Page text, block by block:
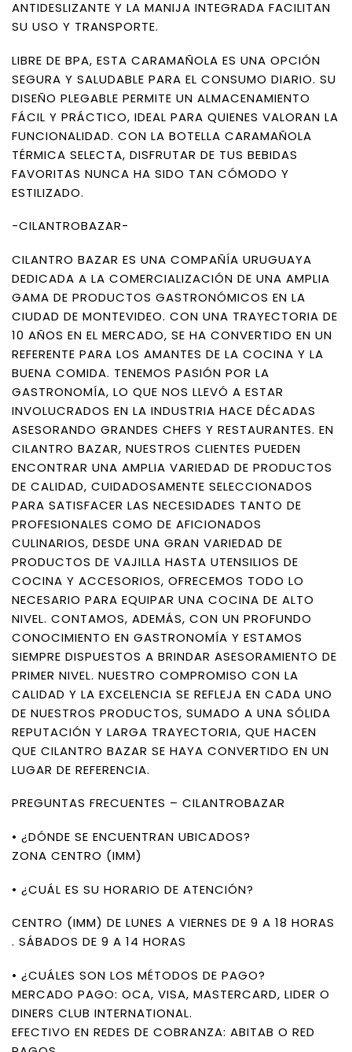
ANTIDESLIZANTE Y LA MANIJA INTEGRADA FACILITAN
SU USO Y TRANSPORTE.
LIBRE DE BPA, ESTA CARAMAÑOLA ES UNA OPCIÓN
SEGURA Y SALUDABLE PARA EL CONSUMO DIARIO. SU
DISEÑO PLEGABLE PERMITE UN ALMACENAMIENTO
FÁCIL Y PRÁCTICO, IDEAL PARA QUIENES VALORAN LA
FUNCIONALIDAD. CON LA BOTELLA CARAMAÑOLA
TÉRMICA SELECTA, DISFRUTAR DE TUS BEBIDAS
FAVORITAS NUNCA HA SIDO TAN CÓMODO Y
ESTILIZADO.
-CILANTROBAZAR-
CILANTRO BAZAR ES UNA COMPAÑÍA URUGUAYA
DEDICADA A LA COMERCIALIZACIÓN DE UNA AMPLIA
GAMA DE PRODUCTOS GASTRONÓMICOS EN LA
CIUDAD DE MONTEVIDEO. CON UNA TRAYECTORIA DE
10 AÑOS EN EL MERCADO, SE HA CONVERTIDO EN UN
REFERENTE PARA LOS AMANTES DE LA COCINA Y LA
BUENA COMIDA. TENEMOS PASIÓN POR LA
GASTRONOMÍA, LO QUE NOS LLEVÓ A ESTAR
INVOLUCRADOS EN LA INDUSTRIA HACE DÉCADAS
ASESORANDO GRANDES CHEFS Y RESTAURANTES. EN
CILANTRO BAZAR, NUESTROS CLIENTES PUEDEN
ENCONTRAR UNA AMPLIA VARIEDAD DE PRODUCTOS
DE CALIDAD, CUIDADOSAMENTE SELECCIONADOS
PARA SATISFACER LAS NECESIDADES TANTO DE
PROFESIONALES COMO DE AFICIONADOS
CULINARIOS, DESDE UNA GRAN VARIEDAD DE
PRODUCTOS DE VAJILLA HASTA UTENSILIOS DE
COCINA Y ACCESORIOS, OFRECEMOS TODO LO
NECESARIO PARA EQUIPAR UNA COCINA DE ALTO
NIVEL. CONTAMOS, ADEMÁS, CON UN PROFUNDO
CONOCIMIENTO EN GASTRONOMÍA Y ESTAMOS
SIEMPRE DISPUESTOS A BRINDAR ASESORAMIENTO DE
PRIMER NIVEL. NUESTRO COMPROMISO CON LA
CALIDAD Y LA EXCELENCIA SE REFLEJA EN CADA UNO
DE NUESTROS PRODUCTOS, SUMADO A UNA SÓLIDA
REPUTACIÓN Y LARGA TRAYECTORIA, QUE HACEN
QUE CILANTRO BAZAR SE HAYA CONVERTIDO EN UN
LUGAR DE REFERENCIA.
PREGUNTAS FRECUENTES – CILANTROBAZAR
• ¿DÓNDE SE ENCUENTRAN UBICADOS?
ZONA CENTRO (IMM)
• ¿CUÁL ES SU HORARIO DE ATENCIÓN?
CENTRO (IMM) DE LUNES A VIERNES DE 9 A 18 HORAS
. SÁBADOS DE 9 A 14 HORAS
• ¿CUÁLES SON LOS MÉTODOS DE PAGO?
MERCADO PAGO: OCA, VISA, MASTERCARD, LIDER O
DINERS CLUB INTERNATIONAL.
EFECTIVO EN REDES DE COBRANZA: ABITAB O RED